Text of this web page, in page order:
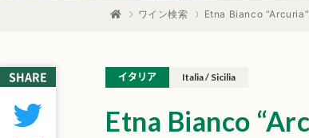
ワイン検索 Etna Bianco
SHARE
Etna Bianco
イタリア Italia / Sicilia